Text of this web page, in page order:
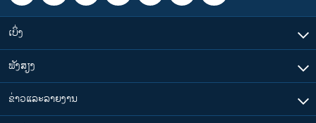
ວີດີໂອ
ສຽງ
ລາຍການກະຈາຍສຽງ
ລາຍງານ
ຕິດຕາມພວກເຮົາ ທີ່
ເບິ່ງ
ຟັງສຽງ
ຂ່າວແລະລາຍງານ